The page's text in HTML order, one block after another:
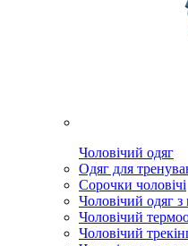
Чоловічий одяг
Одяг для
Сорочки чоловічі
Чоловічий одяг
Чоловічий
Чоловічий